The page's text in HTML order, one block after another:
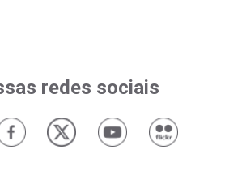
redes sociais